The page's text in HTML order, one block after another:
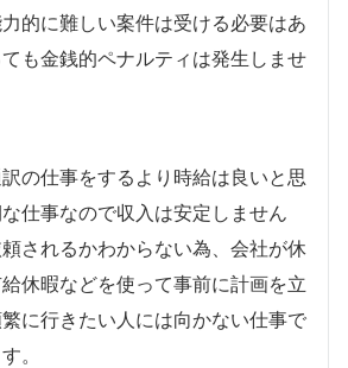
的に難しい案件は受ける必要はあ
も金銭的ペナルティは発生しませ
の仕事をするより時給は良いと思
仕事なので収入は安定しません
されるかわからない為、会社が休
休暇などを使って事前に計画を立
に行きたい人には向かない仕事で
。